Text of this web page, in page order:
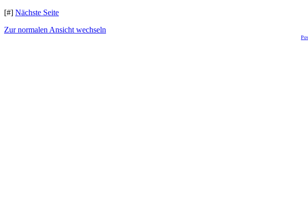
[#] Nächste Seite
Zur normalen Ansicht wechseln